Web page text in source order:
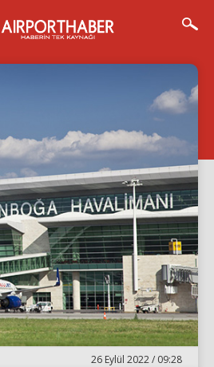
26 Eylül 2022 / 09:28